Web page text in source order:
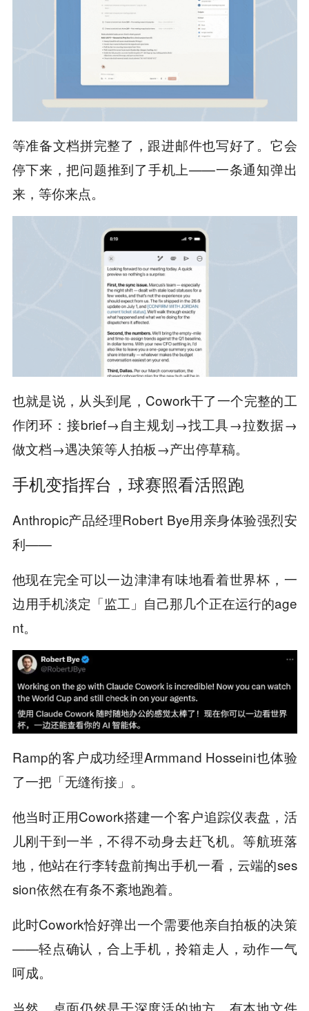
等准备文档拼完整了，跟进邮件也写好了。它会
停下来，把问题推到了手机上——一条通知弹出
来，等你来点。
也就是说，从头到尾，Cowork干了一个完整的工
作闭环：接brief→自主规划→找工具→拉数据→
做文档→遇决策等人拍板→产出停草稿。
手机变指挥台，球赛照看活照跑
Anthropic产品经理Robert Bye用亲身体验强烈安
利——
他现在完全可以一边津津有味地看着世界杯，一
边用手机淡定「监工」自己那几个正在运行的age
nt。
Ramp的客户成功经理Armmand Hosseini也体验
了一把「无缝衔接」。
他当时正用Cowork搭建一个客户追踪仪表盘，活
儿刚干到一半，不得不动身去赶飞机。等航班落
地，他站在行李转盘前掏出手机一看，云端的ses
sion依然在有条不紊地跑着。
此时Cowork恰好弹出一个需要他亲自拍板的决策
——轻点确认，合上手机，拎箱走人，动作一气
呵成。